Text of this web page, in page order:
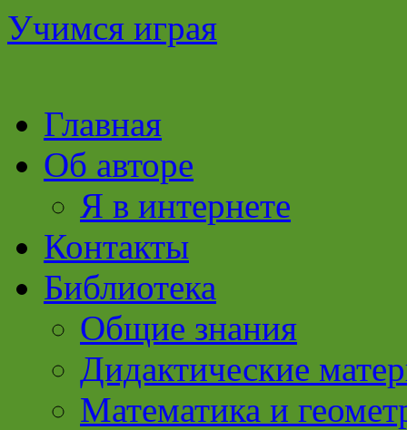
Учимся играя
Перейти
содержимому
Главная
Об авторе
Я в интернете
Контакты
Библиотека
Общие знания
Дидактические
Математика и